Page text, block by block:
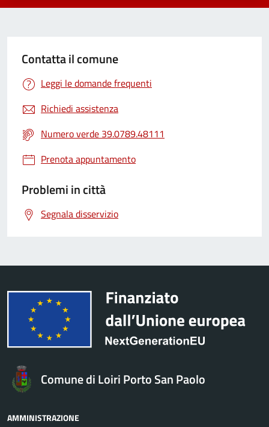
Contatta il comune
Leggi le domande frequenti
Richiedi assistenza
Numero verde 39.0789.48111
Prenota appuntamento
Problemi in città
Segnala disservizio
Comune di Loiri Porto San Paolo
AMMINISTRAZIONE